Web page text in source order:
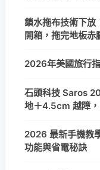
鎖水拖布技術下
開箱，拖完地板赤
2026年美國旅行
石頭科技 Saros
地＋4.5cm 越障
2026 最新手機教
功能與省電秘訣